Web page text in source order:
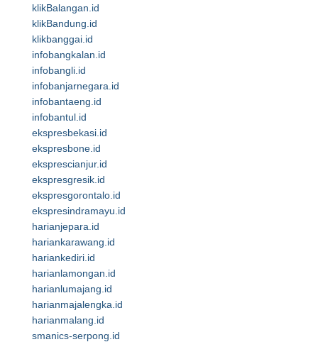
klikBalangan.id
klikBandung.id
klikbanggai.id
infobangkalan.id
infobangli.id
infobanjarnegara.id
infobantaeng.id
infobantul.id
ekspresbekasi.id
ekspresbone.id
eksprescianjur.id
ekspresgresik.id
ekspresgorontalo.id
ekspresindramayu.id
harianjepara.id
hariankarawang.id
hariankediri.id
harianlamongan.id
harianlumajang.id
harianmajalengka.id
harianmalang.id
smanics-serpong.id